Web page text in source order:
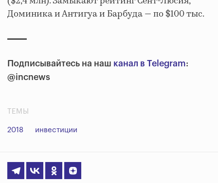
Доминика и Антигуа и Барбуда — по $100 тыс.
Подписывайтесь на наш канал в Telegram:
@incnews
ТЕМЫ
2018 инвестиции